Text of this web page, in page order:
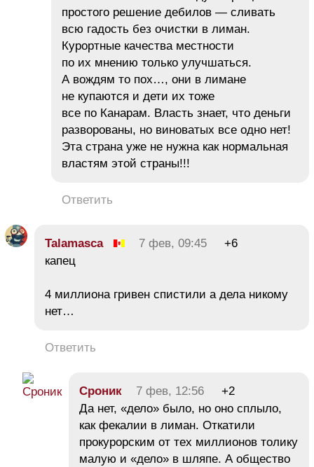
простого решение дебилов — сливать
всю гадость без очистки в лиман.
Курортные качества местности
по их мнению только улучшаться.
А вождям то пох…, они в лимане
не купаются и дети их тоже
все по Канарам. Власть знает, что деньги
разворованы, но виноватых все одно нет!
Эта страна уже не нужна как нормальная
властям этой страны!!!
Ответить
Talamasca 7 фев, 09:45
+6
капец
4 миллиона гривен спистили а дела никому
нет…
Ответить
Сроник 7 фев, 12:56
+2
Да нет, «дело» было, но оно сплыло,
как фекалии в лиман. Откатили
прокурорским от тех миллионов толику
малую и «дело» в шляпе. А общество